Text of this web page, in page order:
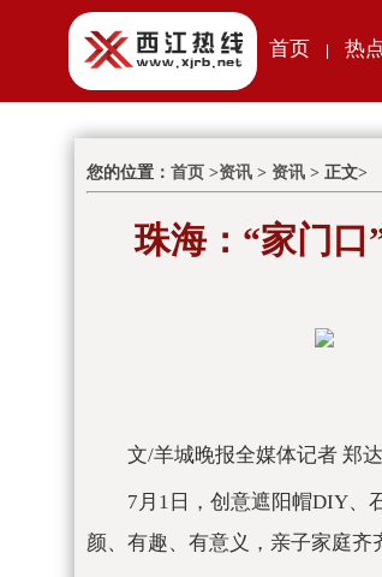
首页 热
您的位置： 首页 >资讯 > 资讯 > 正文>
珠海：“家门口
文/羊城晚报全媒体记者 郑达
7月1日，创意遮阳帽DIY、
颜、有趣、有意义，亲子家庭齐